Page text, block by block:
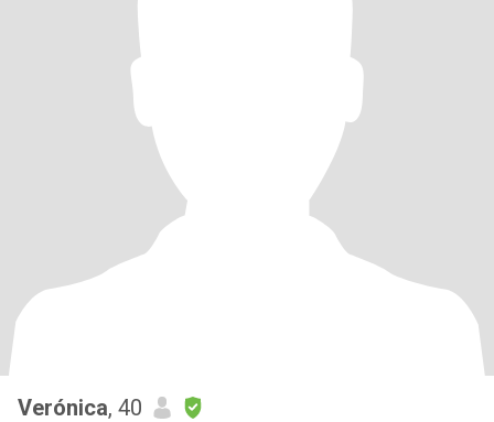
Verónica, 40